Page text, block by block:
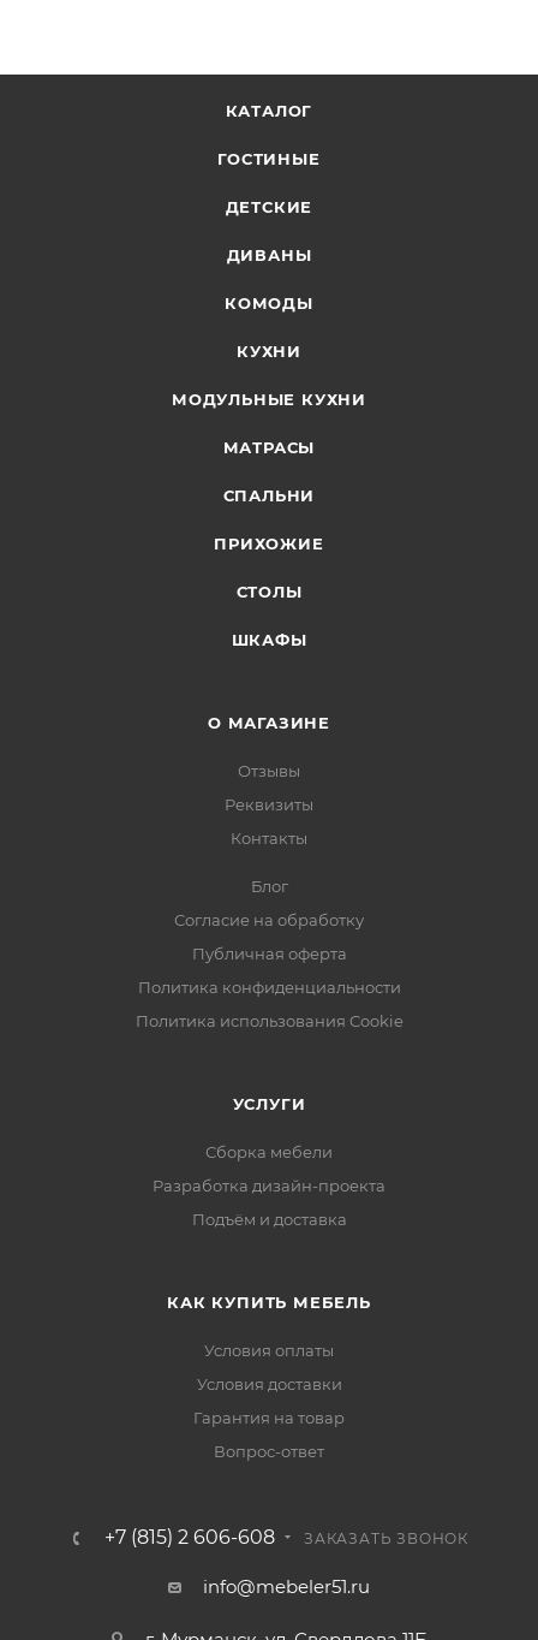
КАТАЛОГ
ГОСТИНЫЕ
ДЕТСКИЕ
ДИВАНЫ
КОМОДЫ
КУХНИ
МОДУЛЬНЫЕ КУХНИ
МАТРАСЫ
СПАЛЬНИ
ПРИХОЖИЕ
СТОЛЫ
ШКАФЫ
О МАГАЗИНЕ
Отзывы
Реквизиты
Контакты
Блог
Согласие на обработку
Публичная оферта
Политика конфиденциальности
Политика использования Cookie
УСЛУГИ
Сборка мебели
Разработка дизайн-проекта
Подъём и доставка
КАК КУПИТЬ МЕБЕЛЬ
Условия оплаты
Условия доставки
Гарантия на товар
Вопрос-ответ
+7 (815) 2 606-608 ЗАКАЗАТЬ ЗВОНОК
info@mebeler51.ru